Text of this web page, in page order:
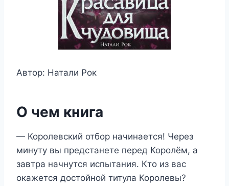
Автор: Натали Рок
О чем книга
— Королевский отбор начинается! Через
минуту вы предстанете перед Королём, а
завтра начнутся испытания. Кто из вас
окажется достойной титула Королевы?